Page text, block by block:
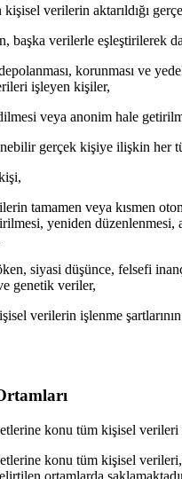
kişisel verilerin aktarıldığı
başka verilerle eşleştirilerek
korunması ve
işleyen kişiler,
veya anonim hale
gerçek kişiye ilişkin her
tamamen veya kısmen
yeniden düzenlenmesi,
siyasi düşünce, felsefi
genetik veriler,
verilerin işlenme
konu tüm kişisel verileri
konu tüm kişisel
ortamlarda